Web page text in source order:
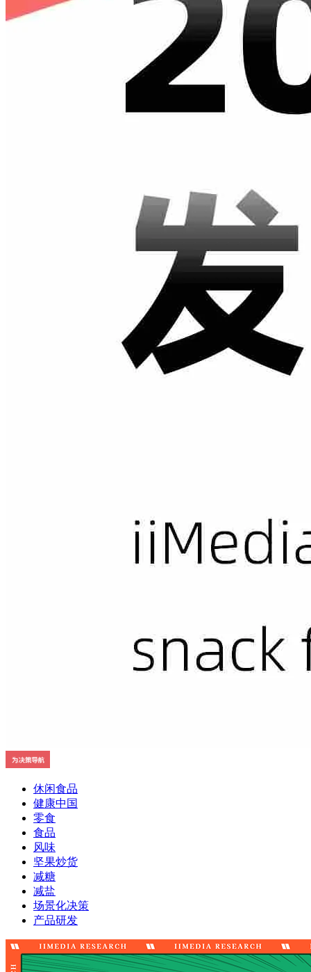
休闲食品
健康中国
零食
食品
风味
坚果炒货
减糖
减盐
场景化决策
产品研发